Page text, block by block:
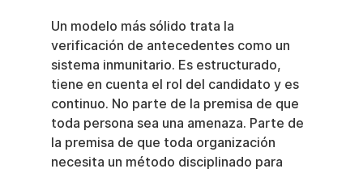
Un modelo más sólido trata la
verificación de antecedentes como un
sistema inmunitario. Es estructurado,
tiene en cuenta el rol del candidato y es
continuo. No parte de la premisa de que
toda persona sea una amenaza. Parte de
la premisa de que toda organización
necesita un método disciplinado para